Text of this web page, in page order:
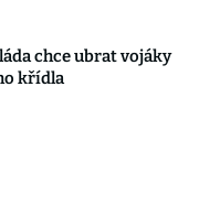
chce ubrat vojáky
křídla